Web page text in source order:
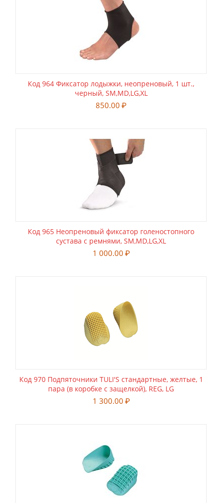
Код 964 Фиксатор лодыжки, неопреновый, 1 шт.,
черный, SM,MD,LG,XL
850.00 ₽
Код 965 Неопреновый фиксатор голеностопного
сустава с ремнями, SM,MD,LG,XL
1 000.00 ₽
Код 970 Подпяточники TULI'S стандартные, желтые, 1
пара (в коробке с защелкой), REG, LG
1 300.00 ₽